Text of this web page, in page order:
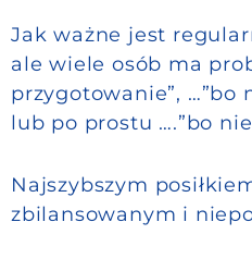
Jak ważne jest
ale wiele osób ma
przygotowanie”, …”bo
lub po prostu ….”bo
Najszybszym
zbilansowanym i